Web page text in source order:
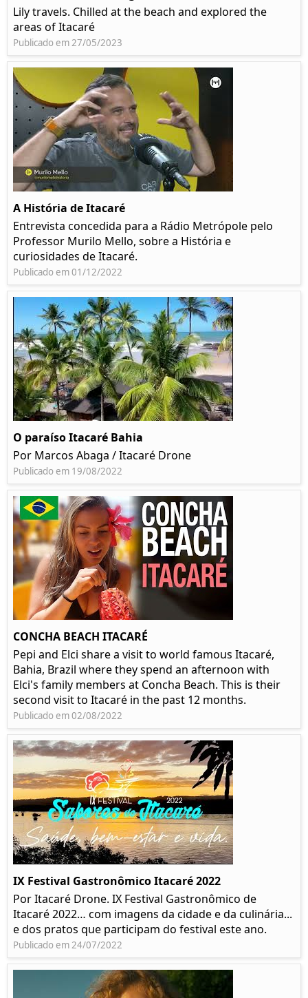
Lily travels. Chilled at the beach and explored the
areas of Itacaré
Publicado em 27/05/2023
A História de Itacaré
Entrevista concedida para a Rádio Metrópole pelo
Professor Murilo Mello, sobre a História e
curiosidades de Itacaré.
Publicado em 01/12/2022
O paraíso Itacaré Bahia
Por Marcos Abaga / Itacaré Drone
Publicado em 19/08/2022
CONCHA BEACH ITACARÉ
Pepi and Elci share a visit to world famous Itacaré,
Bahia, Brazil where they spend an afternoon with
Elci's family members at Concha Beach. This is their
second visit to Itacaré in the past 12 months.
Publicado em 02/08/2022
IX Festival Gastronômico Itacaré 2022
Por Itacaré Drone. IX Festival Gastronômico de
Itacaré 2022… com imagens da cidade e da culinária...
e dos pratos que participam do festival este ano.
Publicado em 24/07/2022